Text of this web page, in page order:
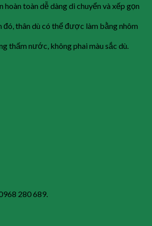
toàn dễ dàng di chuyển và xếp gọn
thân dù có thể được làm bằng nhôm
thấm nước, không phai màu sắc dù.
280 689.